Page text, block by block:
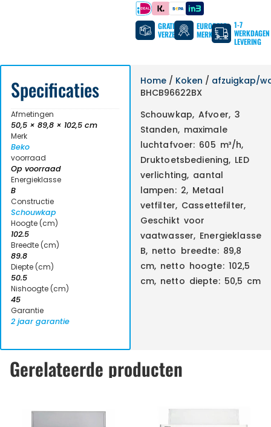
Betaal met
GRATIS
VERZENDING
EUROPESE
MERKEN
1-7
WERKDAGEN
LEVERING
Specificaties
Afmetingen
50,5 × 89,8 × 102,5 cm
Merk
Beko
voorraad
Op voorraad
Energieklasse
B
Constructie
Schouwkap
Hoogte (cm)
102.5
Breedte (cm)
89.8
Diepte (cm)
50.5
Nishoogte (cm)
45
Garantie
2 jaar garantie
Home/ Koken / afzuigkap/
BHCB96622BX
Schouwkap, Afvoer, 3
Standen, maximale
luchtafvoer: 605 m³/h,
Druktoetsbediening, LED
verlichting, aantal
lampen: 2, Metaal
vetfilter, Cassettefilter,
Geschikt voor
vaatwasser, Energieklasse
B, netto breedte: 89,8
cm, netto hoogte: 102,5
cm, netto diepte: 50,5 cm
Gerelateerde producten